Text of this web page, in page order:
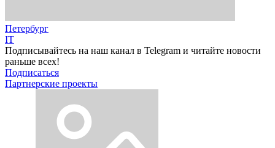
Петербург
IT
Подписывайтесь на наш канал в Telegram и читайте новости
раньше всех!
Подписаться
Партнерские проекты